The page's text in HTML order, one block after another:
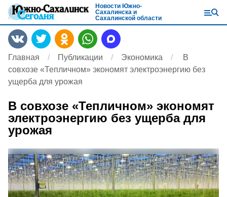
Новости Южно-
Сахалинска и
Сахалинской области
Главная Публикации Экономика
В
совхозе «Тепличном» экономят электроэнергию без
ущерба для урожая
В совхозе «Тепличном» экономят
электроэнергию без ущерба для
урожая